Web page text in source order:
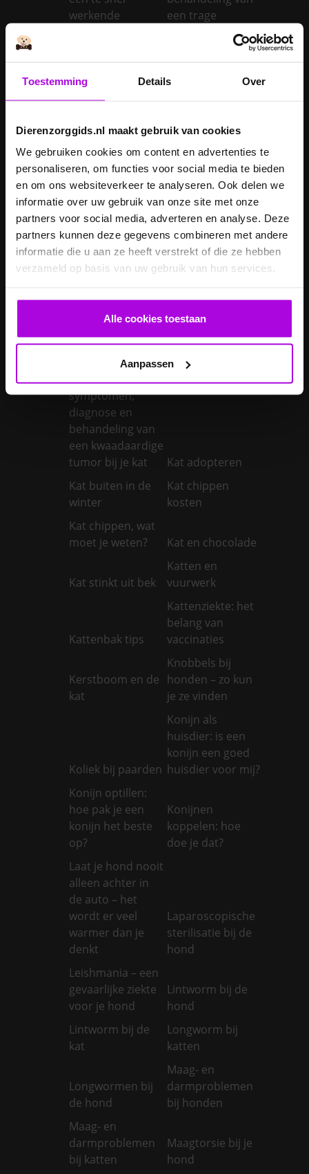
Toestemming Details Over
Dierenzorggids.nl maakt gebruik van cookies
We gebruiken cookies om content en advertenties te
personaliseren, om functies voor social media te bieden
en om ons websiteverkeer te analyseren. Ook delen we
informatie over uw gebruik van onze site met onze
partners voor social media, adverteren en analyse. Deze
partners kunnen deze gegevens combineren met andere
informatie die u aan ze heeft verstrekt of die ze hebben
verzameld op basis van uw gebruik van hun services.
Alle cookies toestaan
Aanpassen
werkende
een trage
Inentingen hond
Is een kerstboom
honden?
Je cavia verzorgen diarree
Je hond wordt
geopereerd – wat
kan je
verwachten?
Je kat naar een
pension brengen
Je kat wordt
geopereerd – wat
kan je
verwachten?
Je kater laten
castreren
Je konijn laten
castreren
Je konijn laten
steriliseren
Je konijnen
Kanker bij katten:
symptomen,
diagnose en
behandeling van
een kwaadaardige
tumor bij je kat
Kat adopteren
Kat buiten in de
winter
Kat chippen
kosten
Kat chippen, wat
moet je weten?
Kat en chocolade
Kat stinkt uit bek
Katten en
vuurwerk
Kattenbak tips
Kattenziekte: het
belang van
vaccinaties
Kerstboom en de
kat
Knobbels bij
honden – zo kun
je ze vinden
Koliek bij paarden
Konijn als
huisdier: is een
konijn een goed
huisdier voor mij?
Konijn optillen:
hoe pak je een
konijn het beste
op?
Konijnen
koppelen: hoe
doe je dat?
Laat je hond nooit
alleen achter in
de auto – het
wordt er veel
warmer dan je
denkt
Laparoscopische
sterilisatie bij de
hond
Leishmania – een
gevaarlijke ziekte
voor je hond
Lintworm bij de
hond
Lintworm bij de
kat
Longworm bij
katten
Longwormen bij
de hond
Maag- en
darmproblemen
bij honden
Maag- en
darmproblemen
bij katten
Maagtorsie bij je
hond